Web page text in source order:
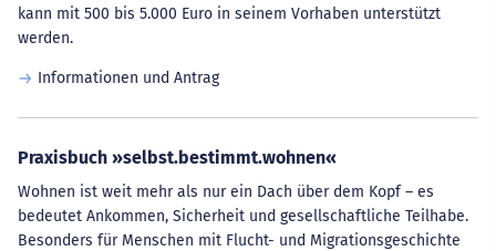
kann mit 500 bis 5.000 Euro in seinem Vorhaben unterstützt
werden.
Informationen und Antrag
Praxisbuch »selbst.bestimmt.wohnen«
Wohnen ist weit mehr als nur ein Dach über dem Kopf – es
bedeutet Ankommen, Sicherheit und gesellschaftliche Teilhabe.
Besonders für Menschen mit Flucht- und Migrationsgeschichte